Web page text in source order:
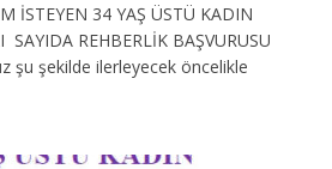
İSTEYEN 34 YAŞ ÜSTÜ KADIN
SAYIDA REHBERLİK BAŞVURUSU
şu şekilde ilerleyecek öncelikle